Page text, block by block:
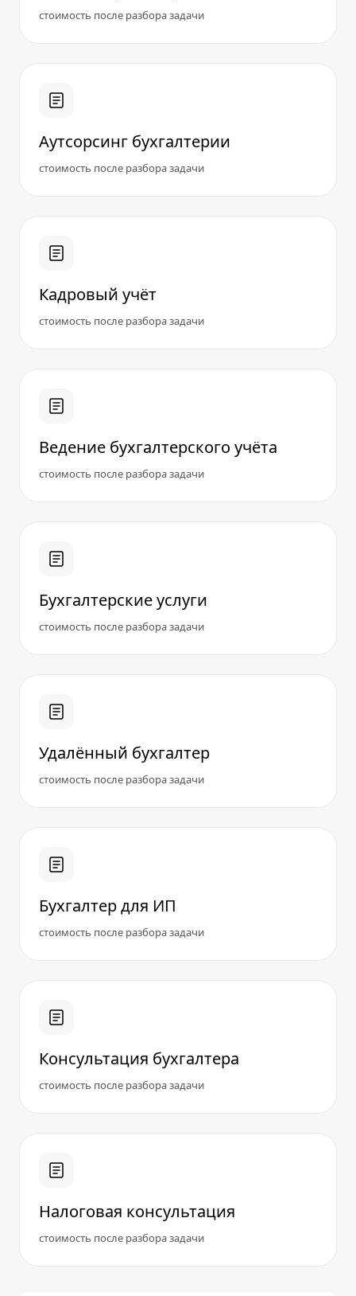
стоимость после разбора задачи
Аутсорсинг бухгалтерии
стоимость после разбора задачи
Кадровый учёт
стоимость после разбора задачи
Ведение бухгалтерского учёта
стоимость после разбора задачи
Бухгалтерские услуги
стоимость после разбора задачи
Удалённый бухгалтер
стоимость после разбора задачи
Бухгалтер для ИП
стоимость после разбора задачи
Консультация бухгалтера
стоимость после разбора задачи
Налоговая консультация
стоимость после разбора задачи